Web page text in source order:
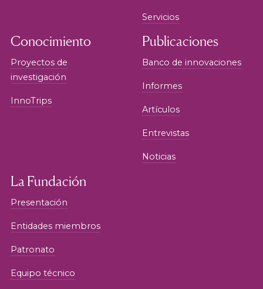
Servicios
Conocimiento
Proyectos de
investigación
InnoTrips
Publicaciones
Banco de innovaciones
Informes
Artículos
Entrevistas
Noticias
La Fundación
Presentación
Entidades miembros
Patronato
Equipo técnico